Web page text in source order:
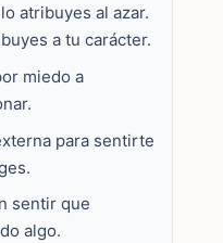
atribuyes al azar.
a tu carácter.
miedo a
para sentirte
sentir que
algo.